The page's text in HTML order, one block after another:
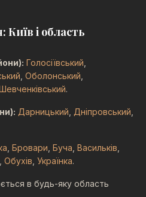
Київ і область
Голосіївський
Оболонський
.
Дарницький Дніпровський
Бровари Буча Васильків
Обухів Українка.
в будь-яку область